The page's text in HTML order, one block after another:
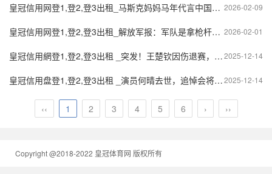
2026-02-09
皇冠信用网登1,登2,登3出租_马斯克妈妈马年代言中国产品，网友：马字头的明星有福了
2026-02-01
皇冠信用网登1,登2,登3出租_解放军报：军队是拿枪杆子的，军中绝不能有腐败分子藏身之地
2025-12-14
皇冠信用網登1,登2,登3出租 _突发！王楚钦因伤退赛，林诗栋3-4不敌张本智和，国乒男单无缘决赛
2025-12-14
皇冠信用盘登1,登2,登3出租 _演员何晴去世，追悼会将于15日在北京举行
‹‹ 1 2 3 4 5 6 › ››
Copyright @2018-2022 皇冠体育网 版权所有